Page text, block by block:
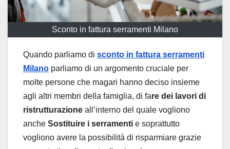
Sconto in fattura serramenti Milano
Quando parliamo di sconto in fattura serramenti
Milano parliamo di un argomento cruciale per
molte persone che magari hanno deciso insieme
agli altri membri della famiglia, di fare dei lavori di
ristrutturazione all’interno del quale vogliono
anche Sostituire i serramenti e soprattutto
vogliono avere la possibilità di risparmiare grazie